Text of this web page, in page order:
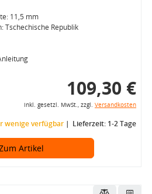
11,5 mm
Tschechische Republik
109,30 €
inkl. gesetzl. MwSt., zzgl. Versandkosten
wenige verfügbar Lieferzeit: 1-2 Tage
Artikel